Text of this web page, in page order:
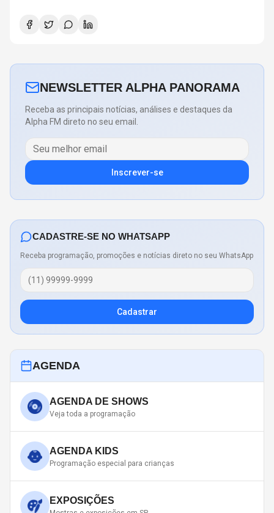
NEWSLETTER ALPHA PANORAMA
Receba as principais notícias, análises e destaques da
Alpha FM direto no seu email.
Inscrever-se
CADASTRE-SE NO WHATSAPP
Receba programação, promoções e notícias direto no seu WhatsApp
Cadastrar
AGENDA
AGENDA DE SHOWS
Veja toda a programação
AGENDA KIDS
Programação especial para crianças
EXPOSIÇÕES